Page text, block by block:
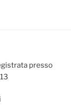
presso